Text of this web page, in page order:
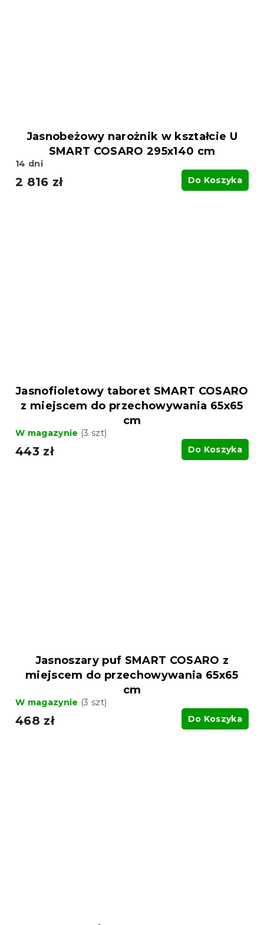
Jasnobeżowy narożnik w kształcie U
SMART COSARO 295x140 cm
14 dni
2 816 zł Do Koszyka
Jasnofioletowy taboret SMART COSARO
z miejscem do przechowywania 65x65
cm
W magazynie (3 szt)
443 zł Do Koszyka
Jasnoszary puf SMART COSARO z
miejscem do przechowywania 65x65
cm
W magazynie (3 szt)
468 zł Do Koszyka